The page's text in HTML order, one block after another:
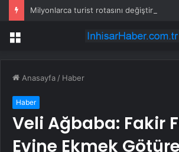
Menü
Anasayfa / Haber
Haber
Veli Ağbaba: Fakir
Evine Ekmek